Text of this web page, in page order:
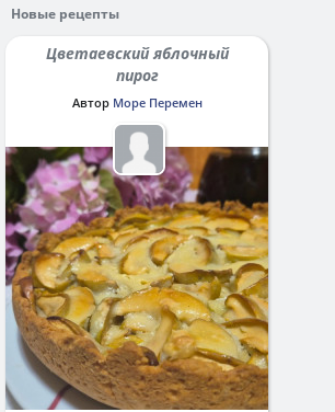
Новые рецепты
Цветаевский яблочный
пирог
Автор Море Перемен